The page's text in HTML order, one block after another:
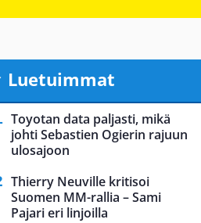
Luetuimmat
Toyotan data paljasti, mikä
johti Sebastien Ogierin rajuun
ulosajoon
Thierry Neuville kritisoi
Suomen MM-rallia – Sami
Pajari eri linjoilla